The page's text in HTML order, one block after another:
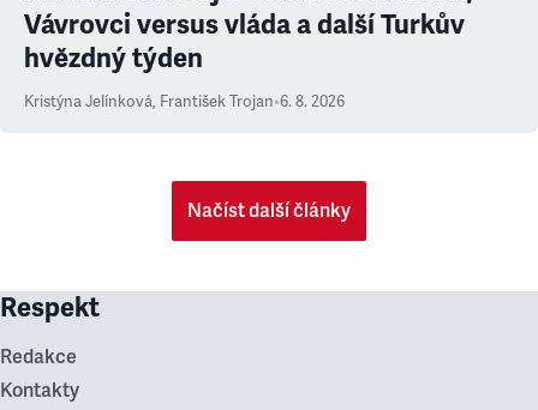
Vávrovci versus vláda a další Turkův
hvězdný týden
Kristýna Jelínková, František Trojan•6. 8. 2026
Načíst další články
Respekt
Redakce
Kontakty